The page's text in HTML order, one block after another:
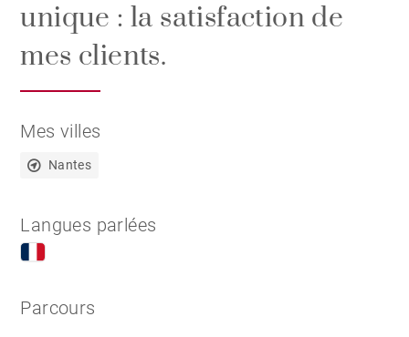
unique : la satisfaction de
mes clients.
Mes villes
Nantes
Langues parlées
Parcours